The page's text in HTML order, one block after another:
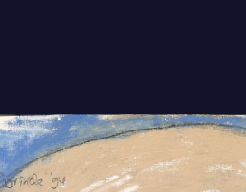
serieJiskefetbracht nog een
Herman Koch als giechelende
Overigens zou Maarten ’t Hart in